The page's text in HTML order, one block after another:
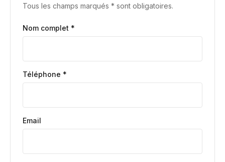
Tous les champs marqués * sont obligatoires.
Nom complet *
Téléphone *
Email